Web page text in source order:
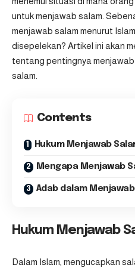
untuk menjawab salam.
menjawab salam menurut
disepelekan? Artikel ini akan
tentang pentingnya
salam.
Contents
Hukum Menjawab
Mengapa Menjawab
Adab dalam
Hukum Menjawab
Dalam Islam, mengucapkan